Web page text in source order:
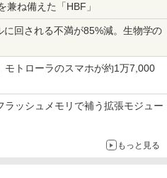
ら第七王子だったので、気まま
]
兼ね備えた「HBF」
回される不満が85%減。生物学の
モトローラのスマホが約1万7,000
ラッシュメモリで補う拡張モジュー
もっと見る